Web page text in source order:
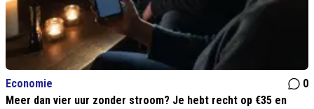
Economie
0
Meer dan vier uur zonder stroom? Je hebt recht op €35 en